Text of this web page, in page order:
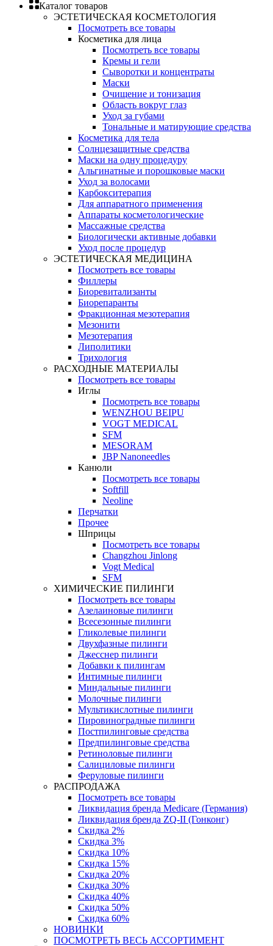
Каталог товаров
ЭСТЕТИЧЕСКАЯ КОСМЕТОЛОГИЯ
Посмотреть все товары
Косметика для лица
Посмотреть все товары
Кремы и гели
Сыворотки и концентраты
Маски
Очищение и тонизация
Область вокруг глаз
Уход за губами
Тональные и матирующие средства
Косметика для тела
Солнцезащитные средства
Маски на одну процедуру
Альгинатные и порошковые маски
Уход за волосами
Карбокситерапия
Для аппаратного применения
Аппараты косметологические
Массажные средства
Биологически активные добавки
Уход после процедур
ЭСТЕТИЧЕСКАЯ МЕДИЦИНА
Посмотреть все товары
Филлеры
Биоревитализанты
Биорепаранты
Фракционная мезотерапия
Мезонити
Мезотерапия
Липолитики
Трихология
РАСХОДНЫЕ МАТЕРИАЛЫ
Посмотреть все товары
Иглы
Посмотреть все товары
WENZHOU BEIPU
VOGT MEDICAL
SFM
MESORAM
JBP Nanoneedles
Канюли
Посмотреть все товары
Softfill
Neoline
Перчатки
Прочее
Шприцы
Посмотреть все товары
Changzhou Jinlong
Vogt Medical
SFM
ХИМИЧЕСКИЕ ПИЛИНГИ
Посмотреть все товары
Азелаиновые пилинги
Всесезонные пилинги
Гликолевые пилинги
Двухфазные пилинги
Джесснер пилинги
Добавки к пилингам
Интимные пилинги
Миндальные пилинги
Молочные пилинги
Мультикислотные пилинги
Пировиноградные пилинги
Постпилинговые средства
Предпилинговые средства
Ретиноловые пилинги
Салициловые пилинги
Феруловые пилинги
РАСПРОДАЖА
Посмотреть все товары
Ликвидация бренда Medicare (Германия)
Ликвидация бренда ZQ-II (Гонконг)
Скидка 2%
Скидка 3%
Скидка 10%
Скидка 15%
Скидка 20%
Скидка 30%
Скидка 40%
Скидка 50%
Скидка 60%
НОВИНКИ
ПОСМОТРЕТЬ ВЕСЬ АССОРТИМЕНТ